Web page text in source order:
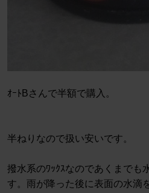
ｵｰﾄBさんで半額で購入。
半ねりなので扱い安いです。
撥水系のﾜｯｸｽなのであくまでも
す。雨が降った後に表面の水滴